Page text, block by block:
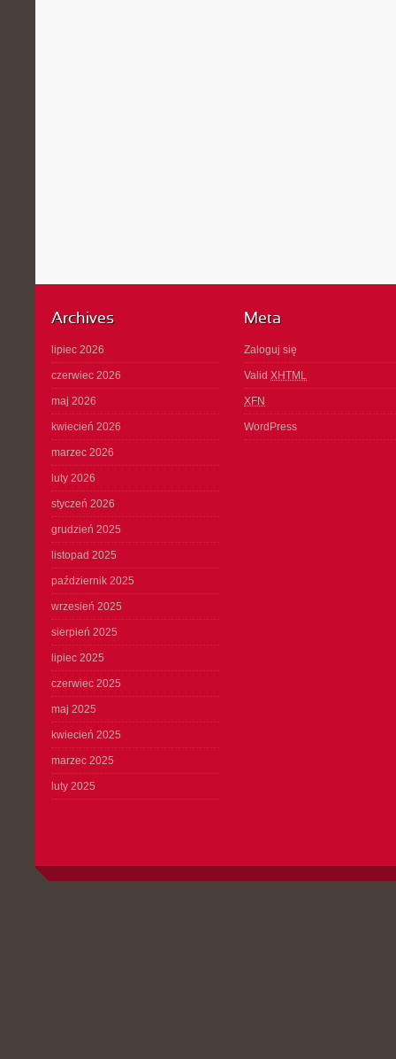
Archives
lipiec 2026
czerwiec 2026
maj 2026
kwiecień 2026
marzec 2026
luty 2026
styczeń 2026
grudzień 2025
listopad 2025
październik 2025
wrzesień 2025
sierpień 2025
lipiec 2025
czerwiec 2025
maj 2025
kwiecień 2025
marzec 2025
luty 2025
Meta
Zaloguj się
Valid XHTML
XFN
WordPress